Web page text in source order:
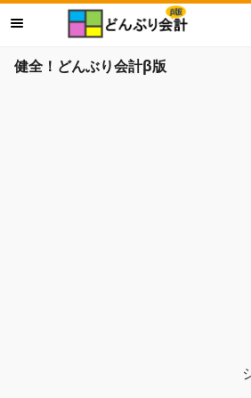
健全！どんぶり会計β版